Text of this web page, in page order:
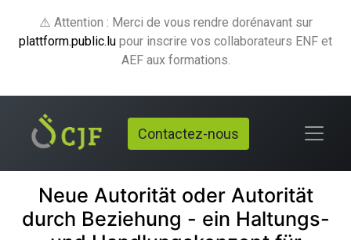
⚠️ Attention : Merci de vous rendre dorénavant sur
plattform.public.lu pour inscrire vos collaborateurs ENF et
AEF aux formations.
Contactez-nous
Neue Autorität oder Autorität
durch Beziehung - ein Haltungs-